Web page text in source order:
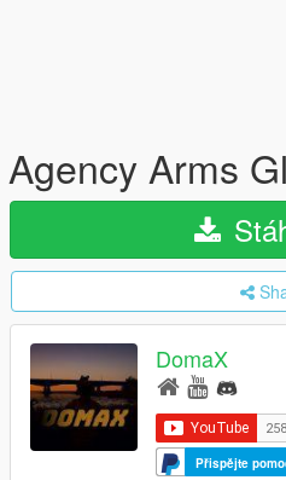
Agency Arms
DomaX
Přispějte